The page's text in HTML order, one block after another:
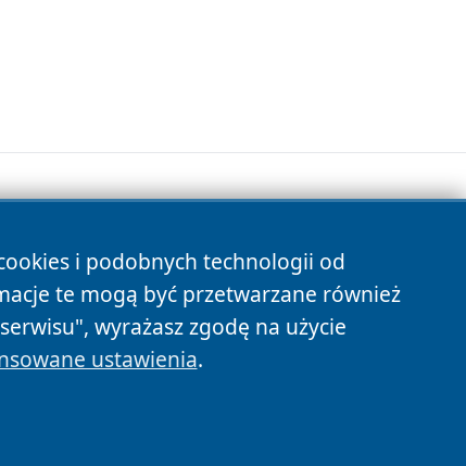
i podobnych technologii od
te mogą być przetwarzane również
wyrażasz zgodę na użycie
ustawienia.